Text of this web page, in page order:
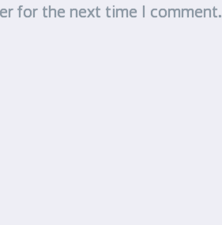
for the next time I comment.